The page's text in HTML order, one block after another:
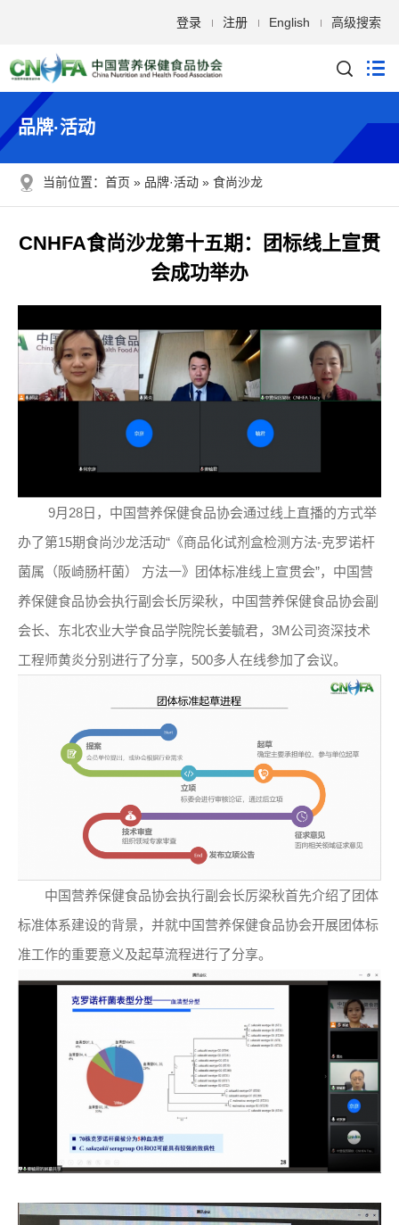
登录 注册 English 高级搜索
品牌·活动
当前位置： 首页 品牌·活动 食尚沙龙
CNHFA食尚沙龙第十五期：团标线上宣贯
会成功举办
9月28日，中国营养保健食品协会通过线上直播的方式举
办了第15期食尚沙龙活动“《商品化试剂盒检测方法-克罗诺杆
菌属（阪崎肠杆菌） 方法一》团体标准线上宣贯会”，中国营
养保健食品协会执行副会长厉梁秋，中国营养保健食品协会副
会长、东北农业大学食品学院院长姜毓君，3M公司资深技术
工程师黄炎分别进行了分享，500多人在线参加了会议。
中国营养保健食品协会执行副会长厉梁秋首先介绍了团体
标准体系建设的背景，并就中国营养保健食品协会开展团体标
准工作的重要意义及起草流程进行了分享。